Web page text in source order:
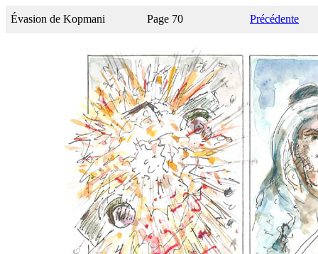
Évasion de Kopmani Page 70 Précédente